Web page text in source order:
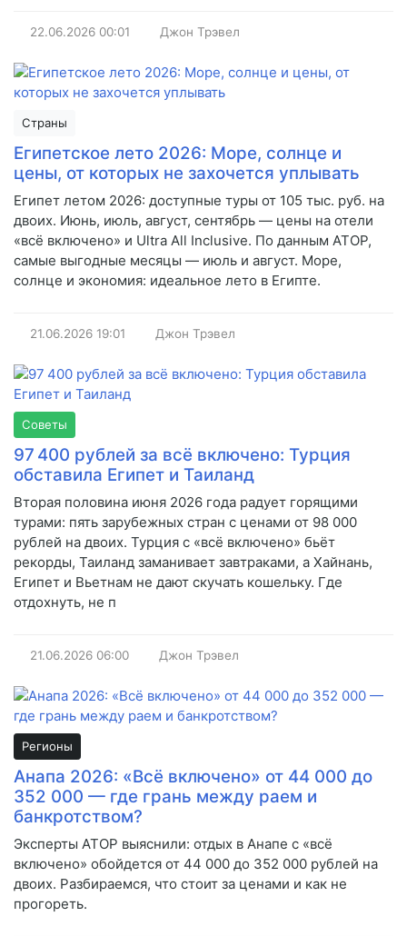
22.06.2026 00:01 Джон Трэвел
Страны
Египетское лето 2026: Море, солнце и
цены, от которых не захочется уплывать
Египет летом 2026: доступные туры от 105 тыс. руб. на
двоих. Июнь, июль, август, сентябрь — цены на отели
«всё включено» и Ultra All Inclusive. По данным АТОР,
самые выгодные месяцы — июль и август. Море,
солнце и экономия: идеальное лето в Египте.
21.06.2026 19:01 Джон Трэвел
Советы
97 400 рублей за всё включено: Турция
обставила Египет и Таиланд
Вторая половина июня 2026 года радует горящими
турами: пять зарубежных стран с ценами от 98 000
рублей на двоих. Турция с «всё включено» бьёт
рекорды, Таиланд заманивает завтраками, а Хайнань,
Египет и Вьетнам не дают скучать кошельку. Где
отдохнуть, не п
21.06.2026 06:00 Джон Трэвел
Регионы
Анапа 2026: «Всё включено» от 44 000 до
352 000 — где грань между раем и
банкротством?
Эксперты АТОР выяснили: отдых в Анапе с «всё
включено» обойдется от 44 000 до 352 000 рублей на
двоих. Разбираемся, что стоит за ценами и как не
прогореть.